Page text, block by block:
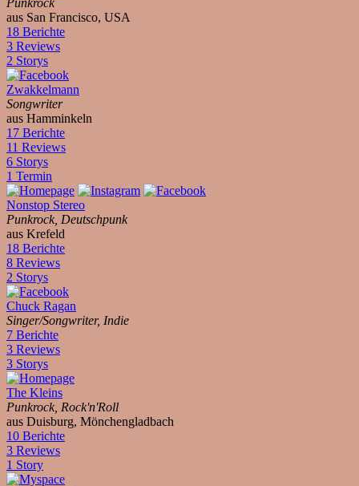
Punkrock
aus San Francisco, USA
18 Berichte
3 Reviews
2 Storys
Zwakkelmann
Songwriter
aus Hamminkeln
17 Berichte
11 Reviews
6 Storys
1 Termin
Nonstop Stereo
Punkrock, Deutschpunk
aus Krefeld
18 Berichte
8 Reviews
2 Storys
Chuck Ragan
Singer/Songwriter, Indie
7 Berichte
3 Reviews
3 Storys
The Kleins
Punkrock, Rock'n'Roll
aus Duisburg, Mönchengladbach
10 Berichte
3 Reviews
1 Story